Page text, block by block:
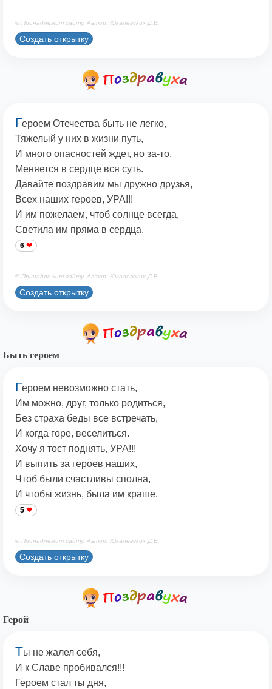
© Принадлежит сайту. Автор: Юкалевских Д.В.
Создать открытку
Героем Отечества быть не легко,
Тяжелый у них в жизни путь,
И много опасностей ждет, но за-то,
Меняется в сердце вся суть.
Давайте поздравим мы дружно друзья,
Всех наших героев, УРА!!!
И им пожелаем, чтоб солнце всегда,
Светила им пряма в сердца.
6
© Принадлежит сайту. Автор: Юкалевских Д.В.
Создать открытку
Быть героем
Героем невозможно стать,
Им можно, друг, только родиться,
Без страха беды все встречать,
И когда горе, веселиться.
Хочу я тост поднять, УРА!!!
И выпить за героев наших,
Чтоб были счастливы сполна,
И чтобы жизнь, была им краше.
5
© Принадлежит сайту. Автор: Юкалевских Д.В.
Создать открытку
Герой
Ты не жалел себя,
И к Славе пробивался!!!
Героем стал ты дня,